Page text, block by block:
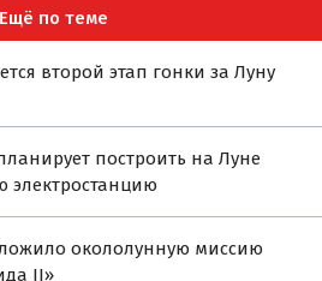
Ещё по теме
второй этап гонки за Луну
построить на Луне
электростанцию
окололунную миссию
II»